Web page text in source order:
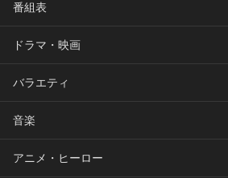
番組表
ドラマ・映画
バラエティ
音楽
アニメ・ヒーロー